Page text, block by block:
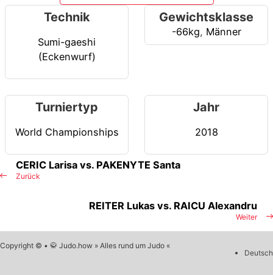
Technik
Sumi-gaeshi
(Eckenwurf)
Gewichtsklasse
-66kg, Männer
Turniertyp
World Championships
Jahr
2018
Zurück
CERIC Larisa vs. PAKENYTE Santa
Weiter
REITER Lukas vs. RAICU Alexandru
Copyright © • 🥋 Judo.how » Alles rund um Judo «
Deutsch